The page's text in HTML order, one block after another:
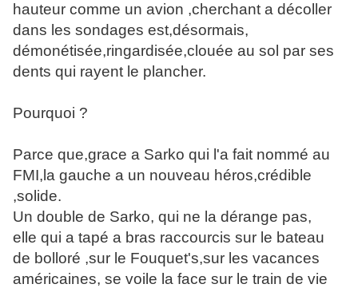
hauteur comme un avion ,cherchant a décoller
dans les sondages est,désormais,
démonétisée,ringardisée,clouée au sol par ses
dents qui rayent le plancher.
Pourquoi ?
Parce que,grace a Sarko qui l'a fait nommé au
FMI,la gauche a un nouveau héros,crédible
,solide.
Un double de Sarko, qui ne la dérange pas,
elle qui a tapé a bras raccourcis sur le bateau
de bolloré ,sur le Fouquet's,sur les vacances
américaines, se voile la face sur le train de vie